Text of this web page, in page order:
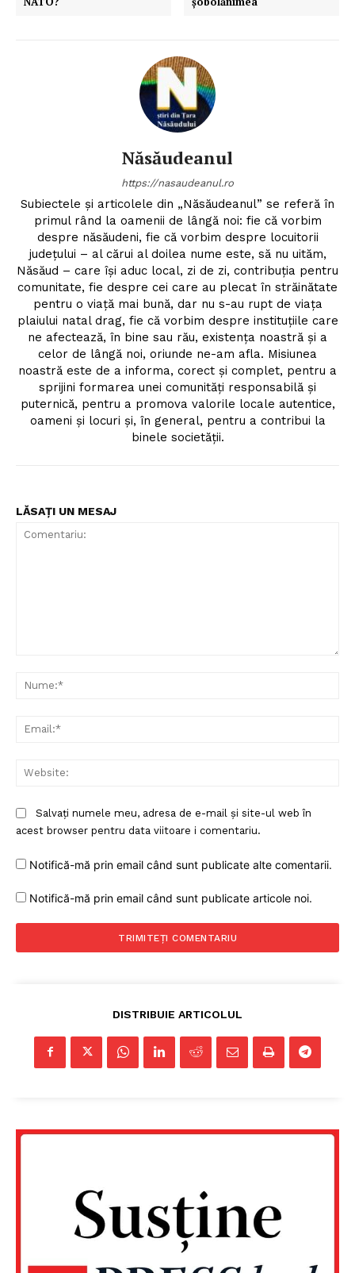
Un proiect
FREEDOM HOUSE ROMÂNIA
Năsăudeanul
https://nasaudeanul.ro
Subiectele și articolele din „Năsăudeanul” se referă în
primul rând la oamenii de lângă noi: fie că vorbim
despre năsăudeni, fie că vorbim despre locuitorii
județului – al cărui al doilea nume este, să nu uităm,
Năsăud – care își aduc local, zi de zi, contribuția pentru
comunitate, fie despre cei care au plecat în străinătate
pentru o viață mai bună, dar nu s-au rupt de viața
plaiului natal drag, fie că vorbim despre instituțiile care
ne afectează, în bine sau rău, existența noastră și a
celor de lângă noi, oriunde ne-am afla. Misiunea
noastră este de a informa, corect și complet, pentru a
sprijini formarea unei comunități responsabilă și
puternică, pentru a promova valorile locale autentice,
oameni și locuri și, în general, pentru a contribui la
binele societății.
LĂSAȚI UN MESAJ
Salvați numele meu, adresa de e-mail și site-ul web în
acest browser pentru data viitoare i comentariu.
Notifică-mă prin email când sunt publicate alte comentarii.
Notifică-mă prin email când sunt publicate articole noi.
DISTRIBUIE ARTICOLUL